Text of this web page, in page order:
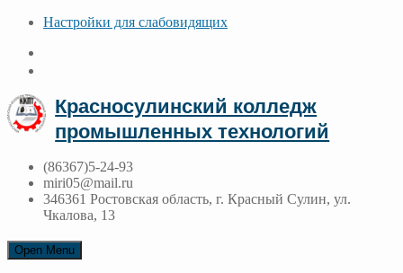
Настройки для cлабовидящих
Красносулинский колледж
промышленных технологий
(86367)5-24-93
miri05@mail.ru
346361 Ростовская область, г. Красный Сулин, ул.
Чкалова, 13
Open Menu